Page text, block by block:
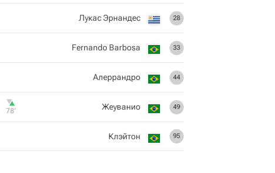
28
Лукас Эрнандес
33
Fernando Barbosa
44
Алеррандро
49
Жеуванио
78‎’‎
95
Клэйтон